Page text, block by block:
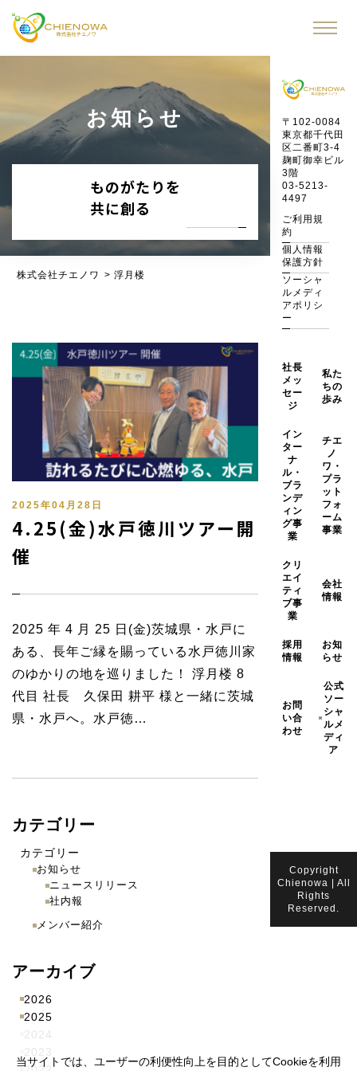
お知らせ
ものがたりを
共に創る
株式会社チエノワ > 浮月楼
2025年04月28日
4.25(金)水戸徳川ツアー開
催
2025 年 4 月 25 日(金)茨城県・水戸に
ある、長年ご縁を賜っている水戸徳川家
のゆかりの地を巡りました！ 浮月楼 8
代目 社長 久保田 耕平 様と一緒に茨城
県・水戸へ。水戸徳…
カテゴリー
カテゴリー
お知らせ
ニュースリリース
社内報
メンバー紹介
アーカイブ
2026
2025
2024
2023
〒102-0084
東京都千代田
区二番町3-4
麹町御幸ビル
3階
03-5213-
4497
ご利用規
約
個人情報
保護方針
ソーシャ
ルメディ
アポリシ
ー
社長
メッ
セー
ジ
私た
ちの
歩み
イン
ター
ナ
ル・
ブラ
ンデ
ィン
グ事
業
チエ
ノ
ワ・
プラ
ット
フォ
ーム
事業
クリ
エイ
ティ
ブ事
業
会社
情報
採用
情報
お知
らせ
お問
い合
わせ
公式
ソー
シャ
ルメ
ディ
ア
Copyright
Chienowa | All
Rights
Reserved.
当サイトでは、ユーザーの利便性向上を目的としてCookieを利用